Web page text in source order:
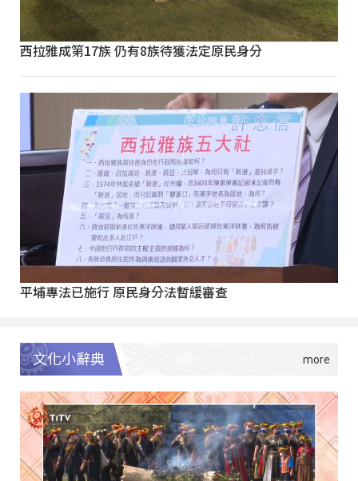
西拉雅成第17族 仍有8族待獲法定原民身分
平埔專法已施行 原民身分法暫緩審查
文化小辭典